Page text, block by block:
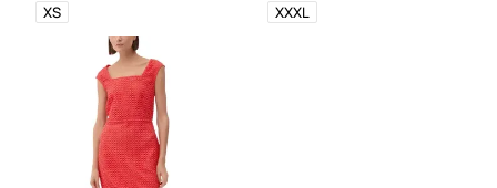
XS XXXL